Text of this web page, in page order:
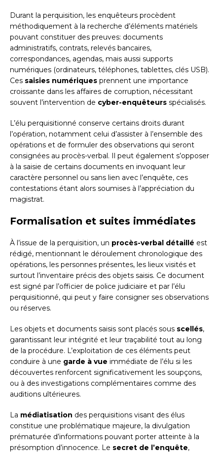
Durant la perquisition, les enquêteurs procèdent
méthodiquement à la recherche d’éléments matériels
pouvant constituer des preuves: documents
administratifs, contrats, relevés bancaires,
correspondances, agendas, mais aussi supports
numériques (ordinateurs, téléphones, tablettes, clés USB).
Ces saisies numériques prennent une importance
croissante dans les affaires de corruption, nécessitant
souvent l’intervention de cyber-enquêteurs spécialisés.
L’élu perquisitionné conserve certains droits durant
l’opération, notamment celui d’assister à l’ensemble des
opérations et de formuler des observations qui seront
consignées au procès-verbal. Il peut également s’opposer
à la saisie de certains documents en invoquant leur
caractère personnel ou sans lien avec l’enquête, ces
contestations étant alors soumises à l’appréciation du
magistrat.
Formalisation et suites immédiates
À l’issue de la perquisition, un procès-verbal détaillé est
rédigé, mentionnant le déroulement chronologique des
opérations, les personnes présentes, les lieux visités et
surtout l’inventaire précis des objets saisis. Ce document
est signé par l’officier de police judiciaire et par l’élu
perquisitionné, qui peut y faire consigner ses observations
ou réserves.
Les objets et documents saisis sont placés sous scellés,
garantissant leur intégrité et leur traçabilité tout au long
de la procédure. L’exploitation de ces éléments peut
conduire à une garde à vue immédiate de l’élu si les
découvertes renforcent significativement les soupçons,
ou à des investigations complémentaires comme des
auditions ultérieures.
La médiatisation des perquisitions visant des élus
constitue une problématique majeure, la divulgation
prématurée d’informations pouvant porter atteinte à la
présomption d’innocence. Le secret de l’enquête,